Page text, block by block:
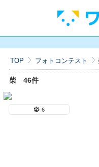
TOP フォトコンテスト
柴 46件
6